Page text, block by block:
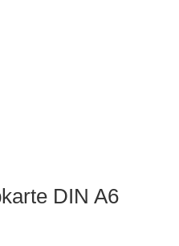
DIN A6